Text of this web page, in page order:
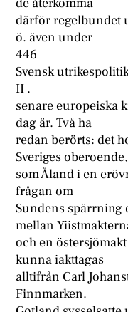
de återkomma
därför regelbundet
ö. även under
446
Svensk
II .
senare europeiska
dag är. Två ha
redan berörts: det
Sveriges oberoende,
som Åland i en
frågan om
Sundens spärrning
mellan
och en
kunna iakttagas
alltifrån Carl
Finnmarken.